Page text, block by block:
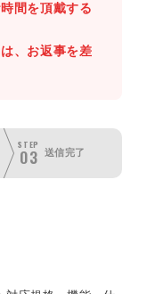
間を頂戴する
、お返事を差
STEP
03 送信完了